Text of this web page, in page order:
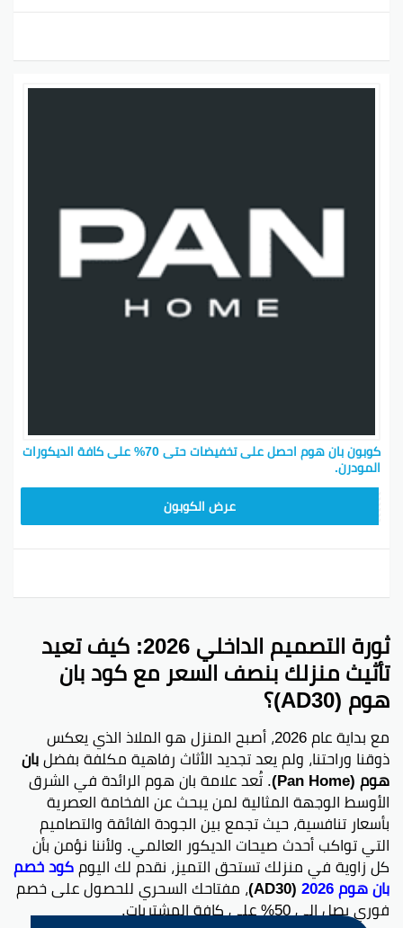
كوبون بان هوم احصل على تخفيضات حتى 70% على كافة الديكورات
المودرن.
عرض الكوبون
ثورة التصميم الداخلي 2026: كيف تعيد
تأثيث منزلك بنصف السعر مع كود بان
هوم (AD30)؟
مع بداية عام 2026، أصبح المنزل هو الملاذ الذي يعكس
ذوقنا وراحتنا، ولم يعد تجديد الأثاث رفاهية مكلفة بفضلبان
هوم (Pan Home) . تُعد علامة بان هوم الرائدة في الشرق
الأوسط الوجهة المثالية لمن يبحث عن الفخامة العصرية
بأسعار تنافسية، حيث تجمع بين الجودة الفائقة والتصاميم
التي تواكب أحدث صيحات الديكور العالمي. ولأننا نؤمن بأن
كل زاوية في منزلك تستحق التميز، نقدم لك اليومكود خصم
بان هوم 2026 (AD30) ، مفتاحك السحري للحصول على خصم
فوري يصل إلى 50% على كافة المشتريات.